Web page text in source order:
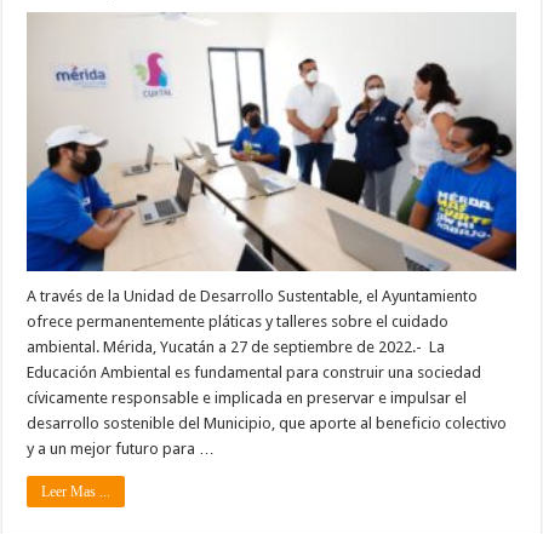
A través de la Unidad de Desarrollo Sustentable, el Ayuntamiento
ofrece permanentemente pláticas y talleres sobre el cuidado
ambiental. Mérida, Yucatán a 27 de septiembre de 2022.- La
Educación Ambiental es fundamental para construir una sociedad
cívicamente responsable e implicada en preservar e impulsar el
desarrollo sostenible del Municipio, que aporte al beneficio colectivo
y a un mejor futuro para …
Leer Mas ...